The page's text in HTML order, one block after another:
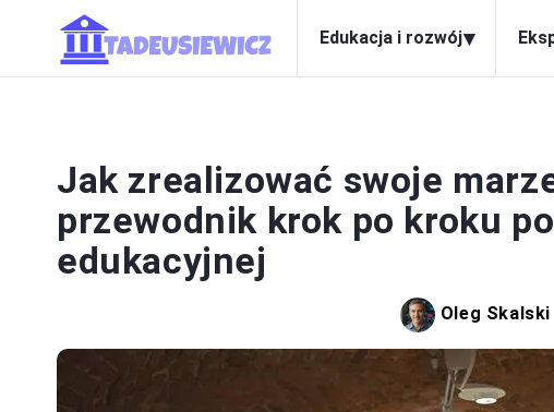
Edukacja i rozwój▾
Jak zrealizować swoje
przewodnik krok po kroku
edukacyjnej
Oleg Skalski